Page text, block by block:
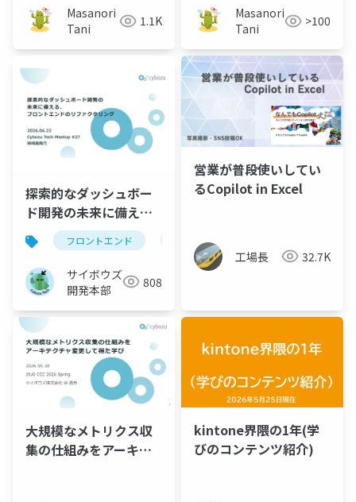
Masanori
Tani
1.1K
Masanori
Tani
>100
探索的なダッシュボー
ド開発の未来に備え
る、フロントエンドの
リファクタリング
フロントエンド リファクタリング
サイボウズ
開発本部
808
営業が普段使いしてい
るCopilot in Excel
工場長 32.7K
大規模なメトリクス収
集の仕組みをアーキテ
kintone界隈の1年(学
びのコンテンツ紹介)